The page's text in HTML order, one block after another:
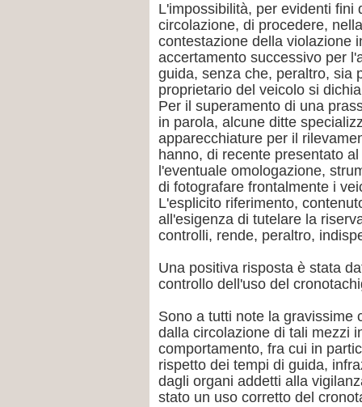
L'impossibilità, per evidenti fini
circolazione, di procedere,
contestazione della violazione
accertamento successivo per
guida, senza che, peraltro, sia
proprietario del veicolo si
Per il superamento di una
in parola, alcune ditte
apparecchiature per il
hanno, di recente presentato
l'eventuale omologazione,
di fotografare frontalmente i
L'esplicito riferimento,
all'esigenza di tutelare la
controlli, rende, peraltro,
Una positiva risposta è stata
controllo dell'uso del
Sono a tutti note la gravissime
dalla circolazione di tali mezzi
comportamento, fra cui in
rispetto dei tempi di guida,
dagli organi addetti alla
stato un uso corretto del